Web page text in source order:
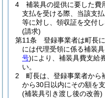
4
補装具の提供に要した費
支払を受ける際、当該支
等に対し、領収証を交付し
(請求)
第11条
登録事業者は町長
には代理受領に係る補装
号)により、補装具費支給
い。
2
町長は、登録事業者から
から30日以内にその額を
(補装具引き渡し後の改善)